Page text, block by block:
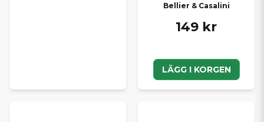
Bellier & Casalini
149 kr
LÄGG I KORGEN